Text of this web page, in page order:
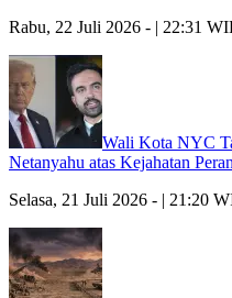
Rabu, 22 Juli 2026 - | 22:31
Wali Kota NYC
Netanyahu atas Kejahatan
Selasa, 21 Juli 2026 - | 21:20